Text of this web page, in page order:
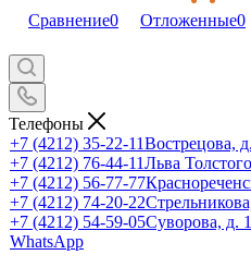
Сравнение0 Отложенные0
Телефоны
+7 (4212) 35-22-11Вострецова,
+7 (4212) 76-44-11Льва
+7 (4212) 56-77-77
+7 (4212) 74-20-22
+7 (4212) 54-59-05Суворова, д.
WhatsApp